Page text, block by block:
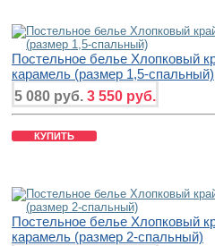
Постельное белье Хлопковый
карамель (размер 1,5-спальный)
5 080 руб. 3 550 руб.
КУПИТЬ
Постельное белье Хлопковый
карамель (размер 2-спальный)